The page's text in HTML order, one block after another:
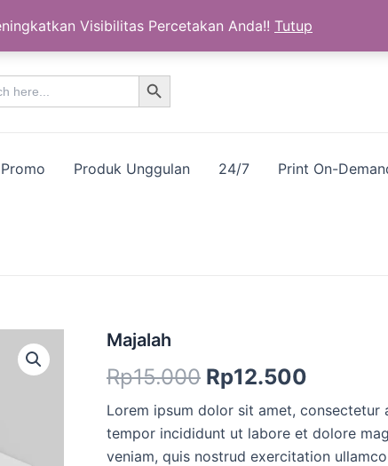
Visibilitas Percetakan Anda!! Tutup
Search Button
Produk Unggulan 24/7 Print On-
Majalah
Rp15.000 aslinya
adalah:
Rp15.000.
Rp12.500
ini
adalah:
Lorem ipsum dolor sit amet, consectetur
tempor incididunt ut labore et dolore
veniam, quis nostrud exercitation
Kuantitas
Majalah